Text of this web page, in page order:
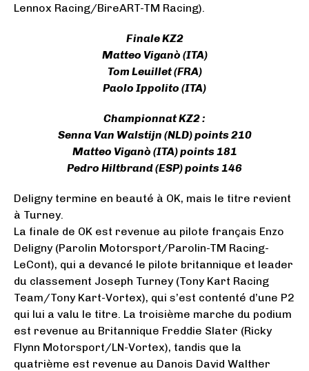
Lennox Racing/BireART-TM Racing).
Finale KZ2
Matteo Viganò (ITA)
Tom Leuillet (FRA)
Paolo Ippolito (ITA)
Championnat KZ2 :
Senna Van Walstijn (NLD) points 210
Matteo Viganò (ITA) points 181
Pedro Hiltbrand (ESP) points 146
Deligny termine en beauté à OK, mais le titre revient
à Turney.
La finale de OK est revenue au pilote français Enzo
Deligny (Parolin Motorsport/Parolin-TM Racing-
LeCont), qui a devancé le pilote britannique et leader
du classement Joseph Turney (Tony Kart Racing
Team/Tony Kart-Vortex), qui s’est contenté d’une P2
qui lui a valu le titre. La troisième marche du podium
est revenue au Britannique Freddie Slater (Ricky
Flynn Motorsport/LN-Vortex), tandis que la
quatrième est revenue au Danois David Walther